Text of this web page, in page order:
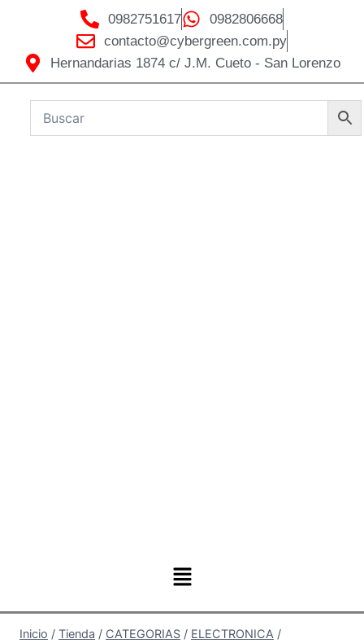
0982751617
0982806668
contacto@cybergreen.com.py
Hernandarias 1874 c/ J.M. Cueto - San Lorenzo
Inicio / Tienda / CATEGORIAS / ELECTRONICA /